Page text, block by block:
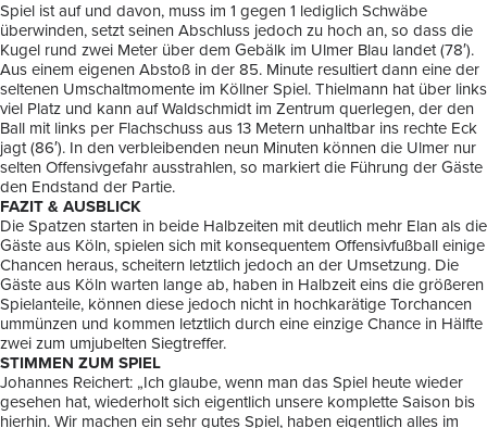
Spiel ist auf und davon, muss im 1 gegen 1 lediglich Schwäbe
überwinden, setzt seinen Abschluss jedoch zu hoch an, so dass die
Kugel rund zwei Meter über dem Gebälk im Ulmer Blau landet (78′).
Aus einem eigenen Abstoß in der 85. Minute resultiert dann eine der
seltenen Umschaltmomente im Köllner Spiel. Thielmann hat über links
viel Platz und kann auf Waldschmidt im Zentrum querlegen, der den
Ball mit links per Flachschuss aus 13 Metern unhaltbar ins rechte Eck
jagt (86′). In den verbleibenden neun Minuten können die Ulmer nur
selten Offensivgefahr ausstrahlen, so markiert die Führung der Gäste
den Endstand der Partie.
FAZIT & AUSBLICK
Die Spatzen starten in beide Halbzeiten mit deutlich mehr Elan als die
Gäste aus Köln, spielen sich mit konsequentem Offensivfußball einige
Chancen heraus, scheitern letztlich jedoch an der Umsetzung. Die
Gäste aus Köln warten lange ab, haben in Halbzeit eins die größeren
Spielanteile, können diese jedoch nicht in hochkarätige Torchancen
ummünzen und kommen letztlich durch eine einzige Chance in Hälfte
zwei zum umjubelten Siegtreffer.
STIMMEN ZUM SPIEL
Johannes Reichert: „Ich glaube, wenn man das Spiel heute wieder
gesehen hat, wiederholt sich eigentlich unsere komplette Saison bis
hierhin. Wir machen ein sehr gutes Spiel, haben eigentlich alles im